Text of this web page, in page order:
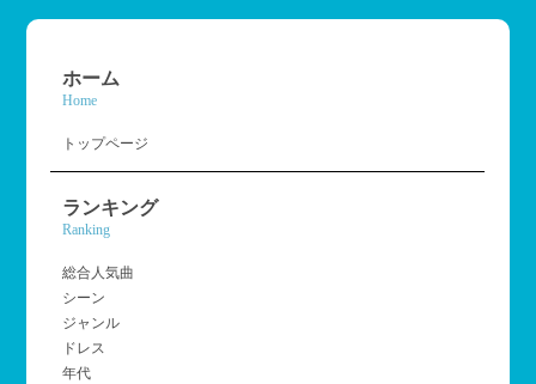
ホーム
Home
トップページ
ランキング
Ranking
総合人気曲
シーン
ジャンル
ドレス
年代